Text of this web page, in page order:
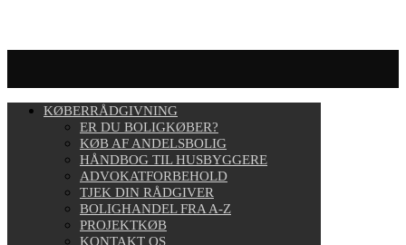
KØBERRÅDGIVNING
ER DU BOLIGKØBER?
KØB AF ANDELSBOLIG
HÅNDBOG TIL HUSBYGGERE
ADVOKATFORBEHOLD
TJEK DIN RÅDGIVER
BOLIGHANDEL FRA A-Z
PROJEKTKØB
KONTAKT OS